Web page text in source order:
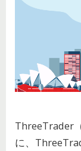
ThreeTrader
に、